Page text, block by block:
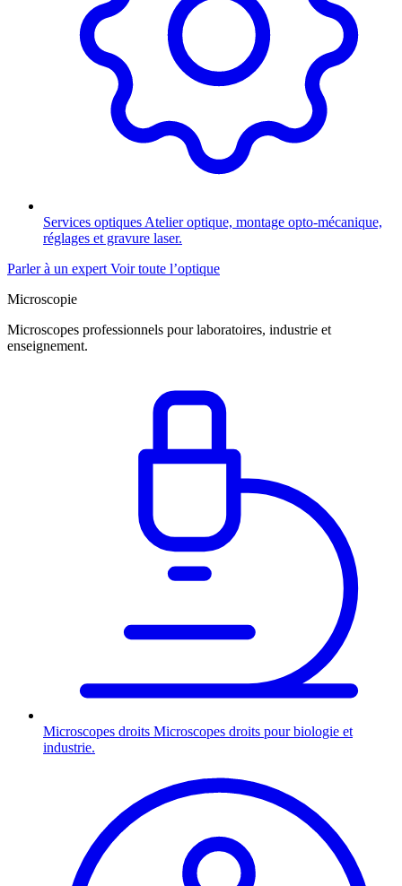
Services optiques Atelier optique, montage opto-mécanique,
réglages et gravure laser.
Parler à un expert Voir toute l’optique
Microscopie
Microscopes professionnels pour laboratoires, industrie et
enseignement.
Microscopes droits Microscopes droits pour biologie et
industrie.